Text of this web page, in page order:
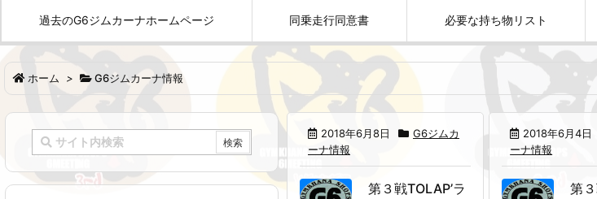
過去のG6ジムカーナホームページ 同乗走行同意書 必要な持ち物リスト
ホーム > G6ジムカーナ情報
2018年6月8日
G6ジムカ
ーナ情報
第３戦TOLAP’ラ
2018年6月4日
ーナ情報
第